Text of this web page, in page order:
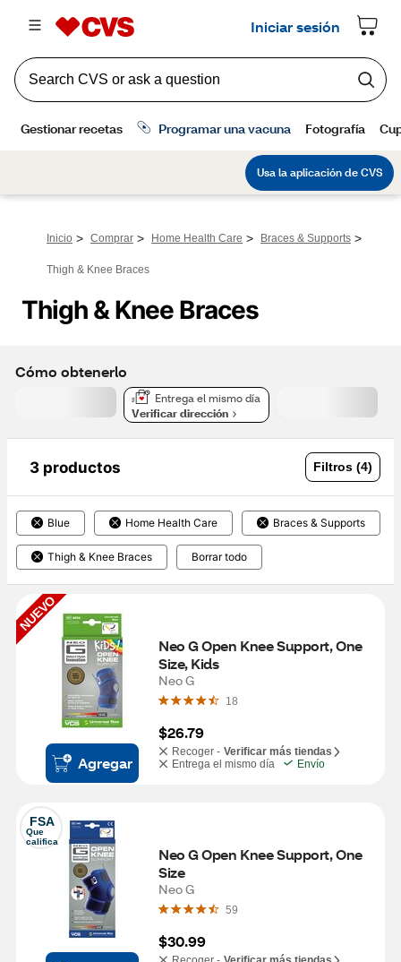
Inicio > Comprar > Home Health Care > Braces & Supports >
Thigh & Knee Braces
Thigh & Knee Braces
Cómo obtenerlo
Entrega el mismo día
Verificar dirección
3 productos Filtros (4)
Blue Home Health Care Braces & Supports
Thigh & Knee Braces Borrar todo
NUEVO
Agregar
Neo G Open Knee Support, One
Size, Kids
Neo G
18
$26.79
Recoger - Verificar más tiendas
Entrega el mismo día
Envío
FSA
Que
califica
Neo G Open Knee Support, One
Size
Neo G
59
$30.99